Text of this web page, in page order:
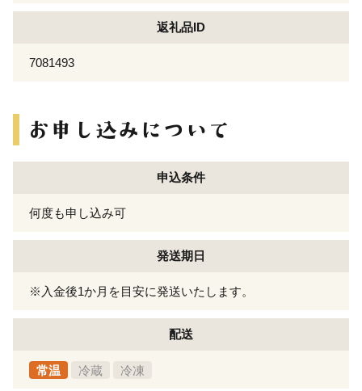
返礼品ID
7081493
申込条件
何度も申し込み可
発送期日
※入金後1か月を目安に発送いたします。
配送
常温 冷蔵 冷凍